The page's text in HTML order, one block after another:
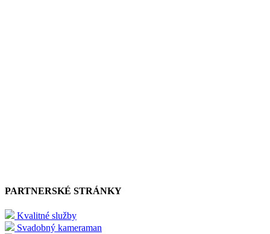
PARTNERSKÉ STRÁNKY
Kvalitné služby
Svadobný kameraman